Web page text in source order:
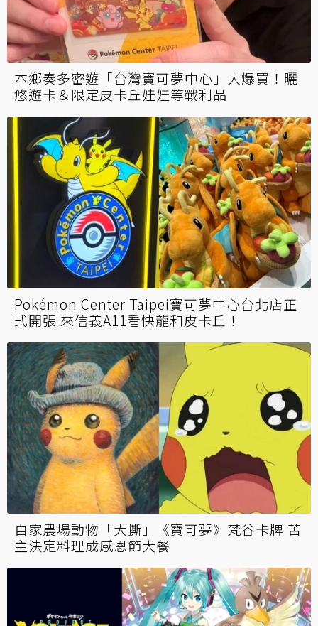
本鄉奏多密遊「台灣寶可夢中心」大爆買！曬
悠遊卡＆限定皮卡丘娃娃等戰利品
Pokémon Center Taipei寶可夢中心台北店正
式開張 來信義A11看快龍和皮卡丘！
自家農場動物「大撕」《寶可夢》梵谷卡牌 苦
主決定料理成感恩節大餐